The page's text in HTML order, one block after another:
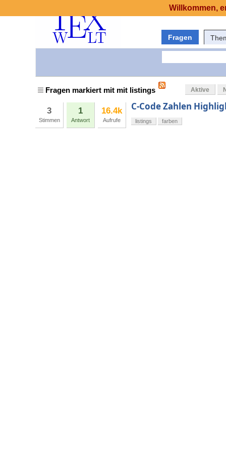
Fragen
Fragen markiert mit mit listings Aktive
3
Stimmen
1
Antwort
16.4k
Aufrufe
C-Code Zahlen
listings farben
Willkommen,